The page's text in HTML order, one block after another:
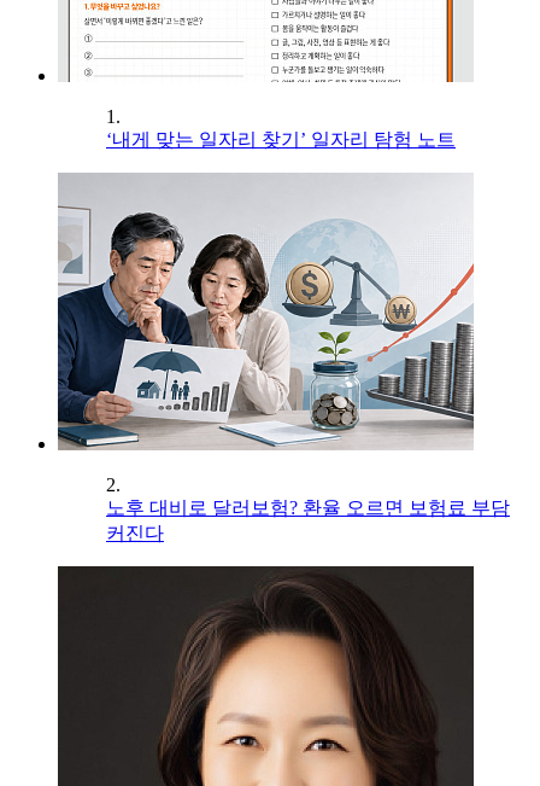
1.
‘내게 맞는 일자리 찾기’ 일자리 탐험 노트
2.
노후 대비로 달러보험? 환율 오르면 보험료 부담
커진다